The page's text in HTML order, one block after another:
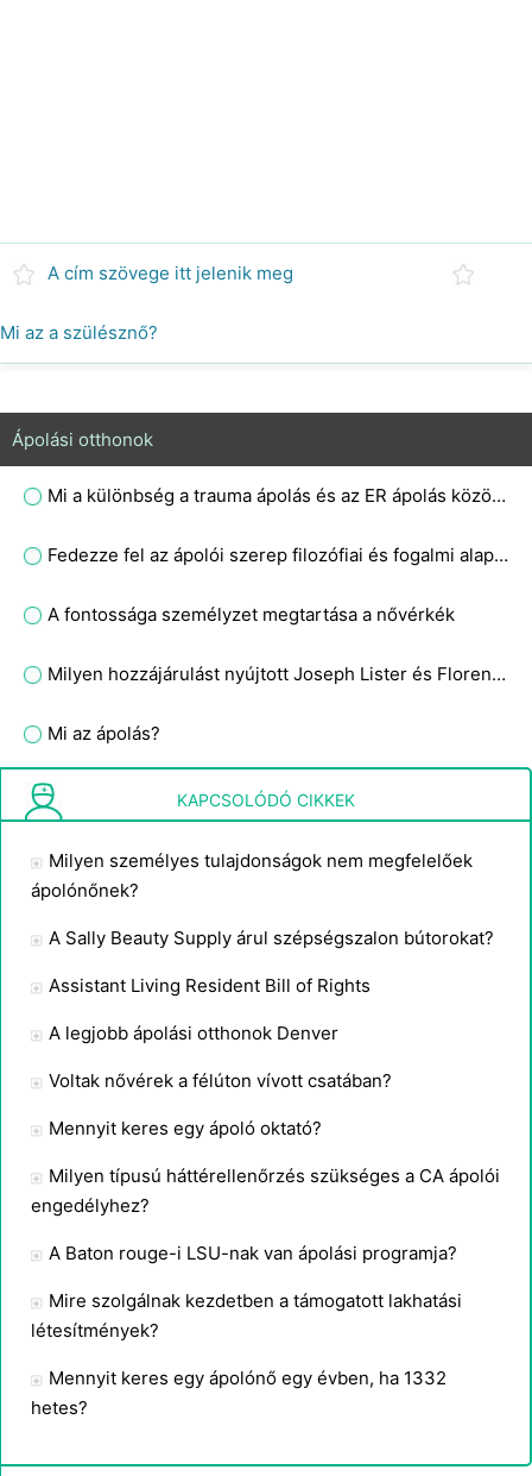
A cím szövege itt jelenik meg
Mi az a szülésznő?
Ápolási otthonok
Mi a különbség a trauma ápolás és az ER ápolás között?
Fedezze fel az ápolói szerep filozófiai és fogalmi alapját Nz-ben?
A fontossága személyzet megtartása a nővérkék
Milyen hozzájárulást nyújtott Joseph Lister és Florence Nightingale az orvostudományhoz?
Mi az ápolás?
Mik azok a Resident értékelési protokollok ?
KAPCSOLÓDÓ CIKKEK
Milyen személyes tulajdonságok nem megfelelőek
ápolónőnek?
A Sally Beauty Supply árul szépségszalon bútorokat?
Assistant Living Resident Bill of Rights
A legjobb ápolási otthonok Denver
Voltak nővérek a félúton vívott csatában?
Mennyit keres egy ápoló oktató?
Milyen típusú háttérellenőrzés szükséges a CA ápolói
engedélyhez?
A Baton rouge-i LSU-nak van ápolási programja?
Mire szolgálnak kezdetben a támogatott lakhatási
létesítmények?
Mennyit keres egy ápolónő egy évben, ha 1332
hetes?